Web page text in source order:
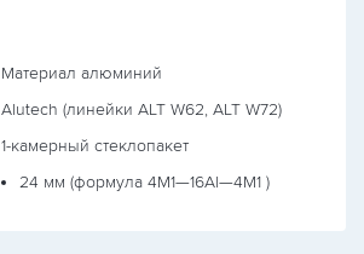
Материал алюминий
Alutech (линейки ALT W62, ALT W72)
1-камерный стеклопакет
24 мм (формула 4М1—16Al—4М1 )